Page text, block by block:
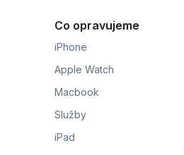
Co opravujeme
iPhone
Apple Watch
Macbook
Služby
iPad